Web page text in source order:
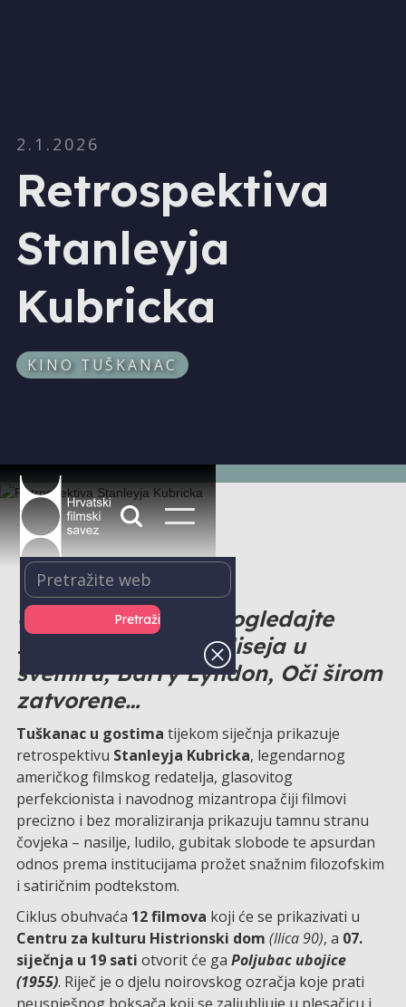
2.1.2026
Retrospektiva
Stanleyja
Kubricka
KINO TUŠKANAC
U centru Zagreba pogledajte
Isijavanje, 2001: Odiseja u
svemiru, Barry Lyndon, Oči širom
zatvorene…
Tuškanac u gostima tijekom siječnja prikazuje
retrospektivu Stanleyja Kubricka, legendarnog
američkog filmskog redatelja, glasovitog
perfekcionista i navodnog mizantropa čiji filmovi
precizno i bez moraliziranja prikazuju tamnu stranu
čovjeka – nasilje, ludilo, gubitak slobode te apsurdan
odnos prema institucijama prožet snažnim filozofskim
i satiričnim podtekstom.
Ciklus obuhvaća 12 filmova koji će se prikazivati u
Centru za kulturu Histrionski dom (Ilica 90), a 07.
siječnja u 19 sati otvorit će ga Poljubac ubojice
(1955). Riječ je o djelu noirovskog ozračja koje prati